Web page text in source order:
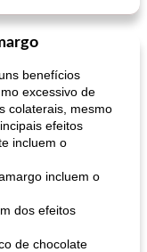
benefícios
excessivo de
colaterais, mesmo
efeitos
incluem o
incluem o
dos efeitos
de chocolate